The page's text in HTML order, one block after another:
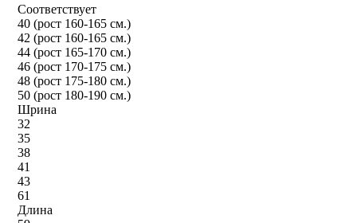
Соответствует
40 (рост 160-165 см.)
42 (рост 160-165 см.)
44 (рост 165-170 см.)
46 (рост 170-175 см.)
48 (рост 175-180 см.)
50 (рост 180-190 см.)
Шрина
32
35
38
41
43
61
Длина